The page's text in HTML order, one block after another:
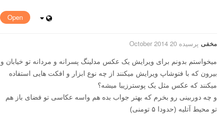
Open
مخفی پرسیده 20 October 2014
میخواستم بدونم برای ویرایش یک عکس مدلینگ پسرانه و مردانه تو خیابان و
بیرون که با فتوشاپ ویرایش میکنند از چه نوع ابزار و افکت هایی استفاده
میکنند که عکس مثل یک پوسترزیبا میشه؟
و چه دوربینی رو بخرم که بهتر جواب بده هم واسه عکاسی تو فضای باز هم
تو محیط آتلیه (حدودا ۵ تومنی)